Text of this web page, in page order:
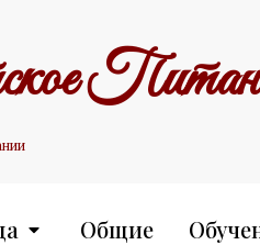
Общие